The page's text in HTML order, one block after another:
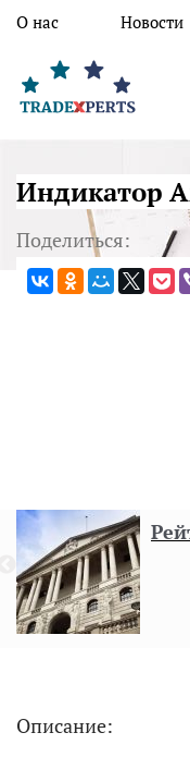
Перейти к
О нас Новости
Индикатор
Поделиться:
Описание: